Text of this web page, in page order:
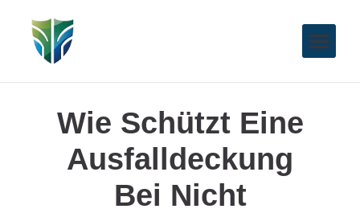
Wie Schützt Eine
Ausfalldeckung
Bei Nicht